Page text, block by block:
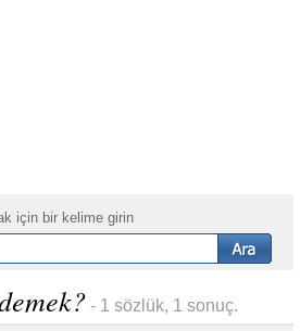
için bir kelime girin
- 1 sözlük, 1 sonuç.